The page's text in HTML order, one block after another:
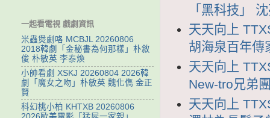
「黑科技」
天天向上
胡海泉百年傳
天天向上
New-tro兄弟
天天向上
一起看電視 戲劇資訊
米蟲煲劇咯 MCBJL 20260806
2018韓劇「金秘書為何那樣」朴敘
俊 朴敏英 李泰煥
小帥看劇 XSKJ 20260804 2026韓
劇「魔女之吻」朴敏英 魏化儁 金正
賢
科幻桃小柏 KHTXB 20260806